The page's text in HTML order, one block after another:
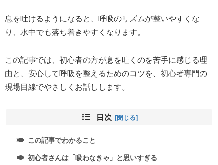
息を吐けるようになると、呼吸のリズムが整いやすくな
り、水中でも落ち着きやすくなります。
この記事では、初心者の方が息を吐くのを苦手に感じる理
由と、安心して呼吸を整えるためのコツを、初心者専門の
現場目線でやさしくお話しします。
目次
この記事でわかること
初心者さんは「吸わなきゃ」と思いすぎる